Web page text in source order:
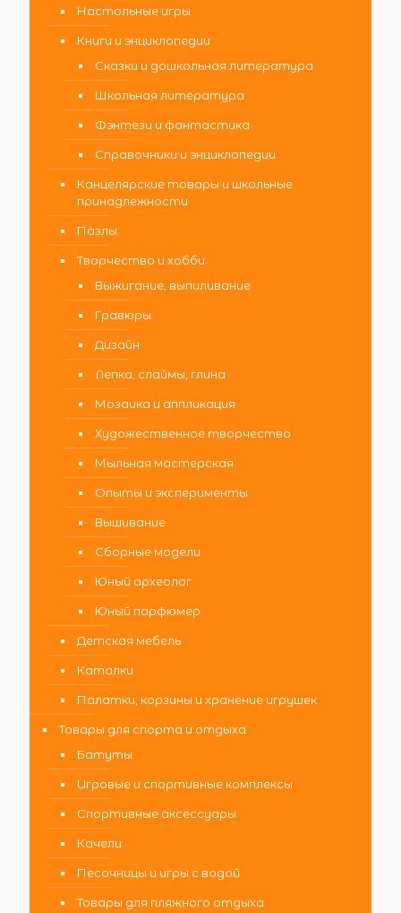
Настольные игры
Книги и энциклопедии
Сказки и дошкольная литература
Школьная литература
Фэнтези и фантастика
Справочники и энциклопедии
Канцелярские товары и школьные
принадлежности
Пазлы
Творчество и хобби
Выжигание, выпиливание
Гравюры
Дизайн
Лепка, слаймы, глина
Мозаика и аппликация
Художественное творчество
Мыльная мастерская
Опыты и эксперименты
Вышивание
Сборные модели
Юный археолог
Юный парфюмер
Детская мебель
Каталки
Палатки, корзины и хранение игрушек
Товары для спорта и отдыха
Батуты
Игровые и спортивные комплексы
Спортивные аксессуары
Качели
Песочницы и игры с водой
Товары для пляжного отдыха